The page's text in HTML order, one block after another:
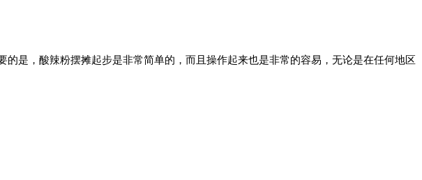
是，酸辣粉摆摊起步是非常简单的，而且操作起来也是非常的容易，无论是在任何地区